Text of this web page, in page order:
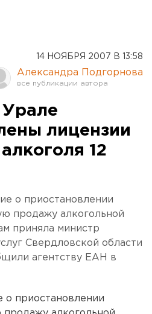
14 НОЯБРЯ 2007 В 13:58
Александра Подгорнова
лицензии
12
о приостановлении
продажу алкогольной
приняла министр
Свердловской области
агентству ЕАН в
о приостановлении